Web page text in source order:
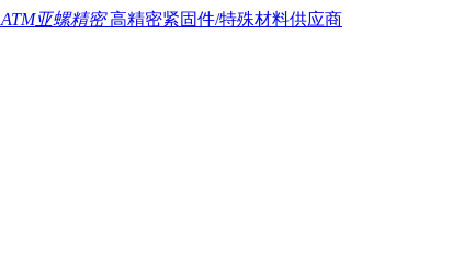
ATM亚螺精密高精密紧固件/特殊材料供应商